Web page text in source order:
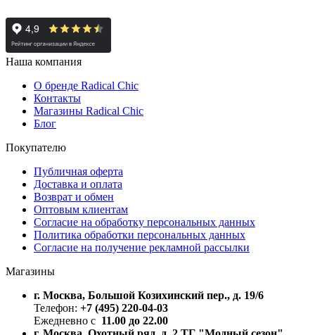
Наша компания
О бренде Radical Chic
Контакты
Магазины Radical Chic
Блог
Покупателю
Публичная оферта
Доставка и оплата
Возврат и обмен
Оптовым клиентам
Согласие на обработку персональных данных
Политика обработки персональных данных
Согласие на получение рекламной рассылки
Магазины
г. Москва, Большой Козихинский пер., д. 19/6
Телефон: +7 (495) 220-04-03
Ежедневно с 11.00 до 22.00